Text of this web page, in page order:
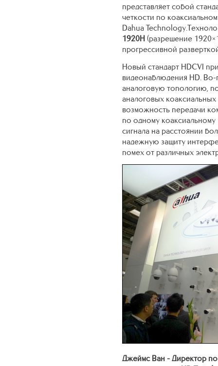
представляет собой
четкости по
Dahua
1920H (разрешение
прогрессивной
Новый стандарт HDCVI
видеонаблюдения HD.
аналоговую топологию,
аналоговых
возможность передачи
по одному
сигнала на расстоянии
надежную защиту
помех от различных
Джеймс Ван - Директор